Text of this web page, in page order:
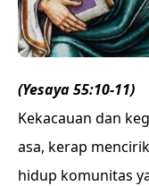
(Yesaya 55:10-11)
Kekacauan dan
asa, kerap
hidup komunitas